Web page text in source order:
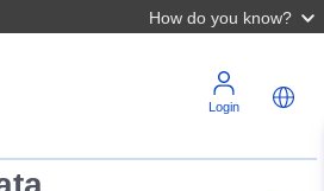
How do you know?
Login